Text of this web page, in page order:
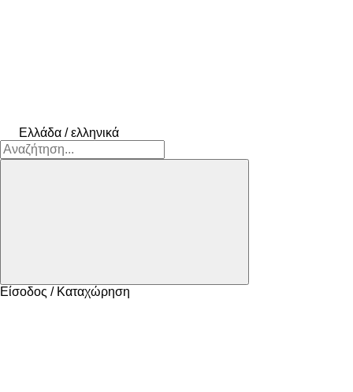
Ελλάδα / ελληνικά
Είσοδος / Καταχώρηση